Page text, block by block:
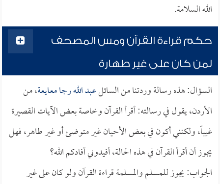
الله السلامة.
حكم قراءة القرآن ومس المصحف
لمن كان على غير طهارة
السؤال: هذه رسالة وردتنا من السائلعبد الله رجا معايعة، من
الأردن، يقول في رسالته: أقرأ القرآن وخاصة بعض الآيات القصيرة
غيباً، ولكنني أكون في بعض الأحيان غير متوضئ أو غير طاهر، فهل
يجوز أن أقرأ القرآن في هذه الحالة، أفيدوني أفادكم الله؟
الجواب: يجوز للمسلم والمسلمة قراءة القرآن ولو كان على غير